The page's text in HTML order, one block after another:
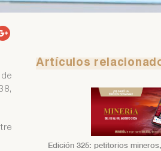
Artículos
Edición 325: petitorios
con el